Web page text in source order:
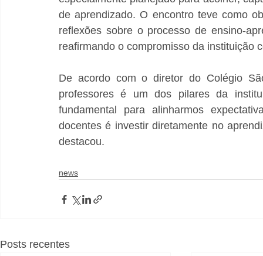
de aprendizado. O encontro teve como
reflexões sobre o processo de ensino-
reafirmando o compromisso da instituição
De acordo com o diretor do Colégio
professores é um dos pilares da
fundamental para alinharmos
docentes é investir diretamente no
destacou.
news
Posts recentes